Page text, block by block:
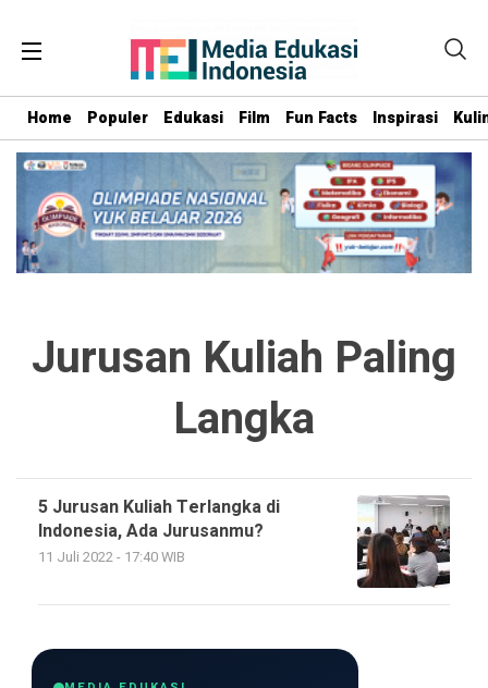
Home Populer Edukasi Film Fun Facts Inspirasi
Jurusan Kuliah Paling
Langka
5 Jurusan Kuliah Terlangka di
Indonesia, Ada Jurusanmu?
11 Juli 2022 - 17:40 WIB